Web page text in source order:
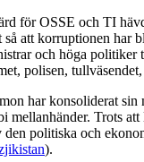
för OSSE och TI
att korruptionen
och höga
polisen,
har konsoliderat
Trots
politiska och
).